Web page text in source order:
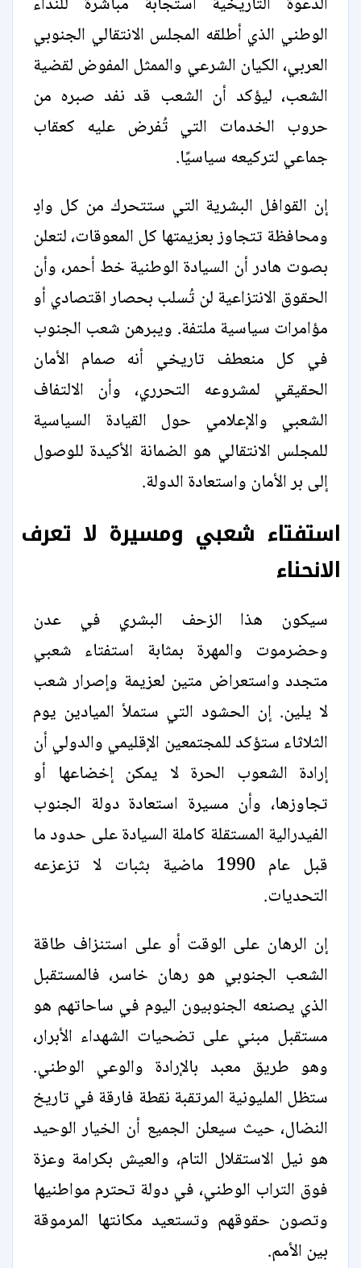
الوطني الذي أطلقه المجلس الانتقالي الجنوبي
العربي، الكيان الشرعي والممثل المفوض لقضية
الشعب، ليؤكد أن الشعب قد نفد صبره من
حروب الخدمات التي تُفرض عليه كعقاب
جماعي لتركيعه سياسيًا.
إن القوافل البشرية التي ستتحرك من كل وادٍ
ومحافظة تتجاوز بعزيمتها كل المعوقات، لتعلن
بصوت هادر أن السيادة الوطنية خط أحمر، وأن
الحقوق الانتزاعية لن تُسلب بحصار اقتصادي أو
مؤامرات سياسية ملتفة. ويبرهن شعب الجنوب
في كل منعطف تاريخي أنه صمام الأمان
الحقيقي لمشروعه التحرري، وأن الالتفاف
الشعبي والإعلامي حول القيادة السياسية
للمجلس الانتقالي هو الضمانة الأكيدة للوصول
إلى بر الأمان واستعادة الدولة.
استفتاء شعبي ومسيرة لا تعرف
الانحناء
سيكون هذا الزحف البشري في عدن
وحضرموت والمهرة بمثابة استفتاء شعبي
متجدد واستعراض متين لعزيمة وإصرار شعب
لا يلين. إن الحشود التي ستملأ الميادين يوم
الثلاثاء ستؤكد للمجتمعين الإقليمي والدولي أن
إرادة الشعوب الحرة لا يمكن إخضاعها أو
تجاوزها، وأن مسيرة استعادة دولة الجنوب
الفيدرالية المستقلة كاملة السيادة على حدود ما
قبل عام 1990 ماضية بثبات لا تزعزعه
التحديات.
إن الرهان على الوقت أو على استنزاف طاقة
الشعب الجنوبي هو رهان خاسر، فالمستقبل
الذي يصنعه الجنوبيون اليوم في ساحاتهم هو
مستقبل مبني على تضحيات الشهداء الأبرار،
وهو طريق معبد بالإرادة والوعي الوطني.
ستظل المليونية المرتقبة نقطة فارقة في تاريخ
النضال، حيث سيعلن الجميع أن الخيار الوحيد
هو نيل الاستقلال التام، والعيش بكرامة وعزة
فوق التراب الوطني، في دولة تحترم مواطنيها
وتصون حقوقهم وتستعيد مكانتها المرموقة
بين الأمم.